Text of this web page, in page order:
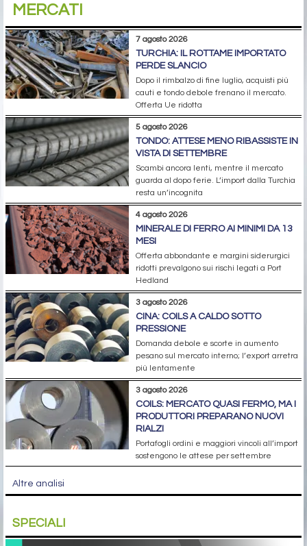
MERCATI
7 agosto 2026
TURCHIA: IL ROTTAME IMPORTATO
PERDE SLANCIO
Dopo il rimbalzo di fine luglio, acquisti più
cauti e tondo debole frenano il mercato.
Offerta Ue ridotta
5 agosto 2026
TONDO: ATTESE MENO RIBASSISTE IN
VISTA DI SETTEMBRE
Scambi ancora lenti, mentre il mercato
guarda al dopo ferie. L’import dalla Turchia
resta un’incognita
4 agosto 2026
MINERALE DI FERRO AI MINIMI DA 13
MESI
Offerta abbondante e margini siderurgici
ridotti prevalgono sui rischi legati a Port
Hedland
3 agosto 2026
CINA: COILS A CALDO SOTTO
PRESSIONE
Domanda debole e scorte in aumento
pesano sul mercato interno; l’export arretra
più lentamente
3 agosto 2026
COILS: MERCATO QUASI FERMO, MA I
PRODUTTORI PREPARANO NUOVI
RIALZI
Portafogli ordini e maggiori vincoli all’import
sostengono le attese per settembre
Altre analisi
SPECIALI